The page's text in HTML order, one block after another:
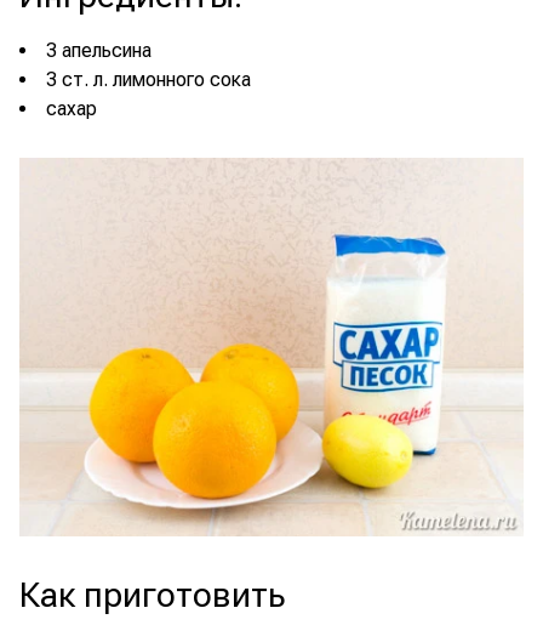
3 апельсина
3 ст. л. лимонного сока
сахар
Как приготовить